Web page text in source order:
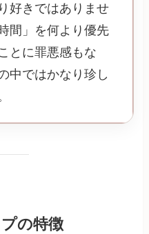
好きではありませ
間」を何より優先
とに罪悪感もな
中ではかなり珍し
の特徴